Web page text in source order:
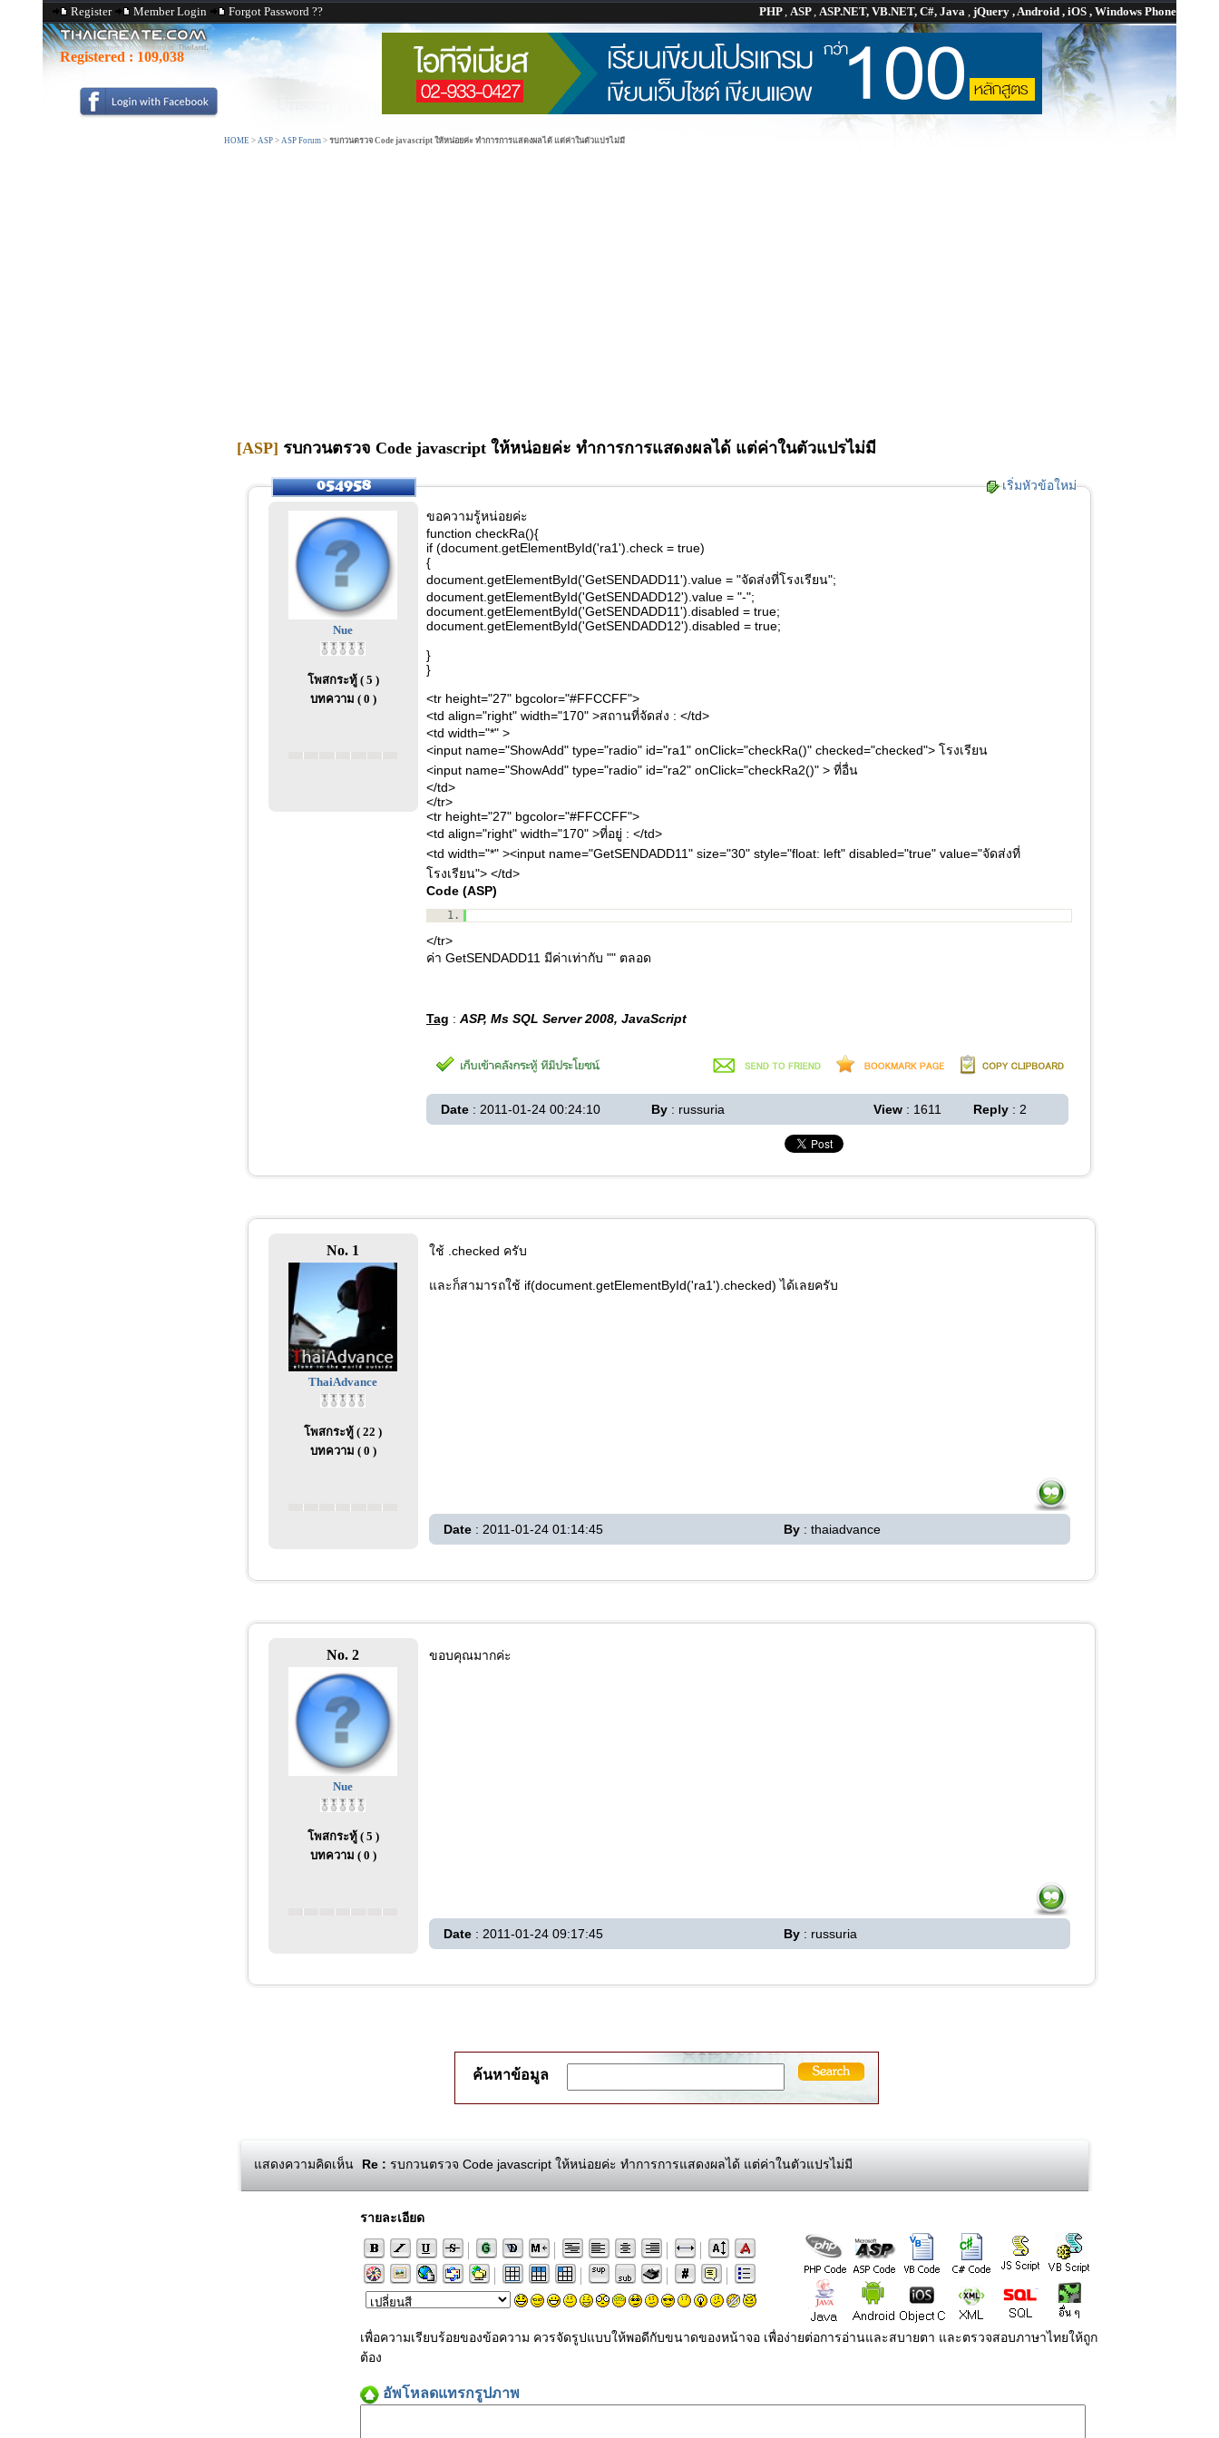
Register Member Login Forgot Password ?? PHP, ASP, ASP.NET, VB.NET, C#, Java , jQuery , Android , iOS , Windows Phone
Registered : 109,038
HOME > ASP > ASP Forum > รบกวนตรวจ Code javascript ให้หน่อยค่ะ ทำการการแสดงผลได้ แต่ค่าในตัวแปรไม่มี
[ASP] รบกวนตรวจ Code javascript ให้หน่อยค่ะ ทำการการแสดงผลได้ แต่ค่าในตัวแปรไม่มี
เริ่มหัวข้อใหม่
Nue
โพสกระทู้ ( 5 )
บทความ ( 0 )
ขอความรู้หน่อยค่ะ
function checkRa(){
if (document.getElementById('ra1').check = true)
{
document.getElementById('GetSENDADD11').value = "จัดส่งที่โรงเรียน";
document.getElementById('GetSENDADD12').value = "-";
document.getElementById('GetSENDADD11').disabled = true;
document.getElementById('GetSENDADD12').disabled = true;
}
}
<tr height="27" bgcolor="#FFCCFF">
<td align="right" width="170" >สถานที่จัดส่ง : </td>
<td width="*" >
<input name="ShowAdd" type="radio" id="ra1" onClick="checkRa()" checked="checked"> โรงเรียน
<input name="ShowAdd" type="radio" id="ra2" onClick="checkRa2()" > ที่อื่น
</td>
</tr>
<tr height="27" bgcolor="#FFCCFF">
<td align="right" width="170" >ที่อยู่ : </td>
<td width="*" ><input name="GetSENDADD11" size="30" style="float: left" disabled="true" value="จัดส่งที่
โรงเรียน"> </td>
Code (ASP)
1.
</tr>
ค่า GetSENDADD11 มีค่าเท่ากับ "" ตลอด
Tag : ASP, Ms SQL Server 2008, JavaScript
Date : 2011-01-24 00:24:10 By : russuria View : 1611 Reply : 2
No. 1
ThaiAdvance
โพสกระทู้ ( 22 )
บทความ ( 0 )
ใช้ .checked ครับ
และก็สามารถใช้ if(document.getElementById('ra1').checked) ได้เลยครับ
Date : 2011-01-24 01:14:45 By : thaiadvance
No. 2
Nue
โพสกระทู้ ( 5 )
บทความ ( 0 )
ขอบคุณมากค่ะ
Date : 2011-01-24 09:17:45 By : russuria
ค้นหาข้อมูล
แสดงความคิดเห็น Re : รบกวนตรวจ Code javascript ให้หน่อยค่ะ ทำการการแสดงผลได้ แต่ค่าในตัวแปรไม่มี
รายละเอียด
เพื่อความเรียบร้อยของข้อความ ควรจัดรูปแบบให้พอดีกับขนาดของหน้าจอ เพื่อง่ายต่อการอ่านและสบายตา และตรวจสอบภาษาไทยให้ถูก
ต้อง
อัพโหลดแทรกรูปภาพ